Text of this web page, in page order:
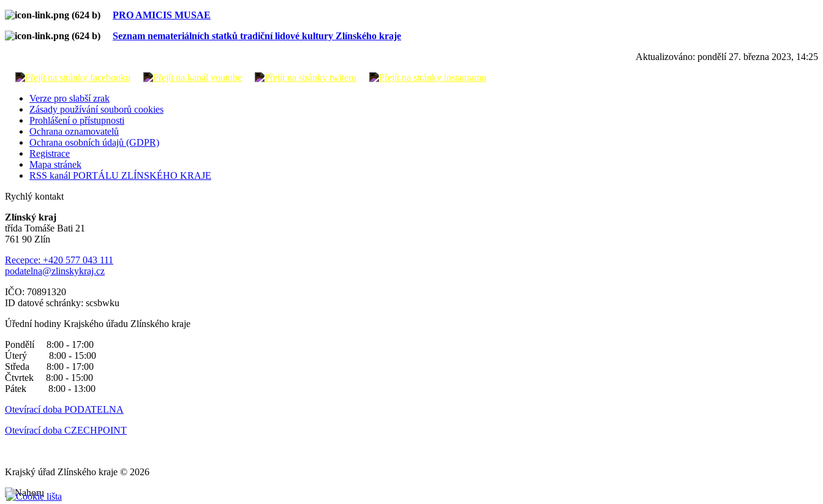
PRO AMICIS MUSAE
Seznam nemateriálních statků tradiční lidové kultury Zlínského kraje
Aktualizováno: pondělí 27. března 2023, 14:25
Verze pro slabší zrak
Zásady používání souborů cookies
Prohlášení o přístupnosti
Ochrana oznamovatelů
Ochrana osobních údajů (GDPR)
Registrace
Mapa stránek
RSS kanál PORTÁLU ZLÍNSKÉHO KRAJE
Rychlý kontakt
Zlínský kraj
třída Tomáše Bati 21
761 90 Zlín
Recepce: +420 577 043 111
podatelna@zlinskykraj.cz
IČO: 70891320
ID datové schránky: scsbwku
Úřední hodiny Krajského úřadu Zlínského kraje
Pondělí 8:00 - 17:00
Úterý 8:00 - 15:00
Středa 8:00 - 17:00
Čtvrtek 8:00 - 15:00
Pátek 8:00 - 13:00
Otevírací doba PODATELNA
Otevírací doba CZECHPOINT
Krajský úřad Zlínského kraje © 2026